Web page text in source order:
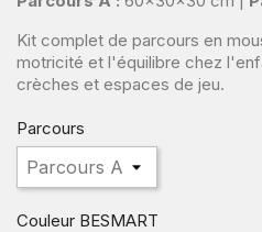
Kit complet de parcours en
motricité et l'équilibre chez
crèches et espaces de jeu.
Parcours
Couleur BESMART